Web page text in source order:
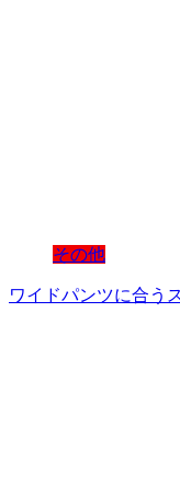
その他
ワイドパンツに合う